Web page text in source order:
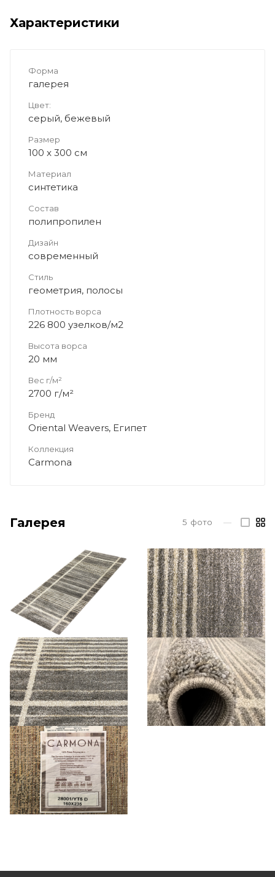
Характеристики
Форма
галерея
Цвет:
серый, бежевый
Размер
100 x 300 см
Материал
синтетика
Состав
полипропилен
Дизайн
современный
Стиль
геометрия, полосы
Плотность ворса
226 800 узелков/м2
Высота ворса
20 мм
Вес г/м²
2700 г/м²
Бренд
Oriental Weavers, Египет
Коллекция
Carmona
Галерея 5 фото —